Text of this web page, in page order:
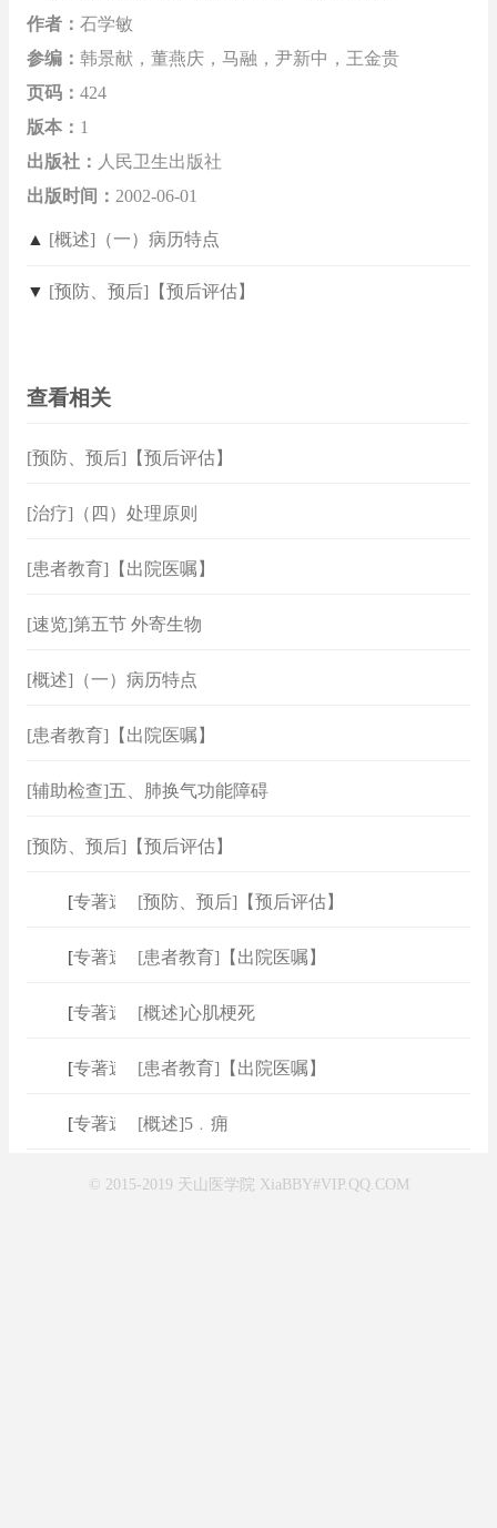
作者： 石学敏
参编： 韩景献，董燕庆，马融，尹新中，王金贵
页码： 424
版本： 1
出版社： 人民卫生出版社
出版时间： 2002-06-01
▲ [概述]（一）病历特点
▼ [预防、预后]【预后评估】
查看相关
[预防、预后]【预后评估】
[治疗]（四）处理原则
[患者教育]【出院医嘱】
[速览]第五节 外寄生物
[概述]（一）病历特点
[患者教育]【出院医嘱】
[辅助检查]五、肺换气功能障碍
[预防、预后]【预后评估】
专著速查 ]
[预防、预后]【预后评估】
专著速查 ][患者教育]【出院医嘱】
专著速查 ]
[概述]心肌梗死
专著速查 ][患者教育]【出院医嘱】
专著速查 ]
[概述]5﹒痈
© 2015-2019 天山医学院 XiaBBY#VIP.QQ.COM